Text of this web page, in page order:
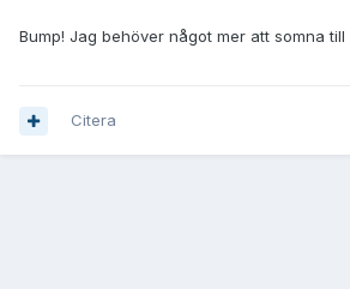
Bump! Jag behöver något mer att somna
Citera